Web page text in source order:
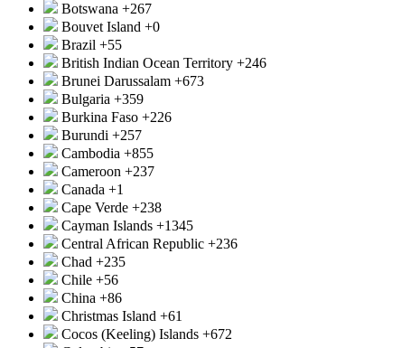
Botswana +267
Bouvet Island +0
Brazil +55
British Indian Ocean Territory +246
Brunei Darussalam +673
Bulgaria +359
Burkina Faso +226
Burundi +257
Cambodia +855
Cameroon +237
Canada +1
Cape Verde +238
Cayman Islands +1345
Central African Republic +236
Chad +235
Chile +56
China +86
Christmas Island +61
Cocos (Keeling) Islands +672